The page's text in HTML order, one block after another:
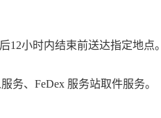
小时内结束前送达指定地点。
务、FeDex 服务站取件服务。